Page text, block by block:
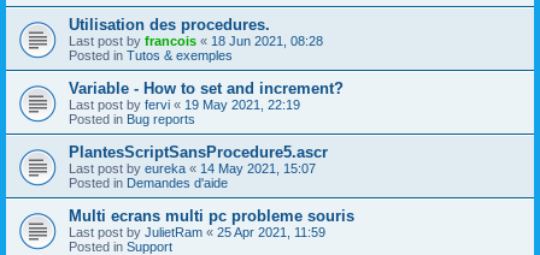
Utilisation des procedures.
Last post by francois « 18 Jun 2021, 08:28
Posted in Tutos & exemples
Variable - How to set and increment?
Last post by fervi « 19 May 2021, 22:19
Posted in Bug reports
PlantesScriptSansProcedure5.ascr
Last post by eureka « 14 May 2021, 15:07
Posted in Demandes d'aide
Multi ecrans multi pc probleme souris
Last post by JulietRam « 25 Apr 2021, 11:59
Posted in Support